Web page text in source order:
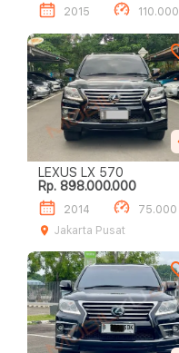
2015 110.000
LEXUS LX 570
Rp. 898.000.000
2014
75.000
Jakarta Pusat